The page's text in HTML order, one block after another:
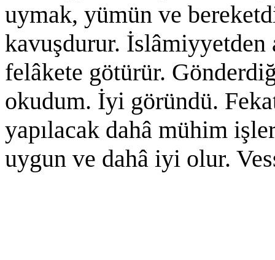
uymak, yümün ve
kavuşdurur. İslâmiyyetden
felâkete götürür.
okudum. İyi göründü.
yapılacak dahâ mühim
uygun ve dahâ iyi olur.